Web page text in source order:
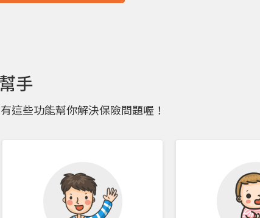
手
這些功能幫你解決保險問題喔！